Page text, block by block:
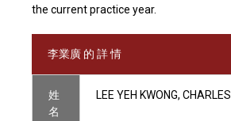
the current practice year.
李業廣 的 詳 情
姓
名
LEE YEH KWONG, CHARLES